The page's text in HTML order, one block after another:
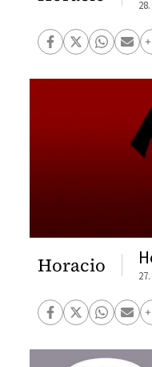
Horacio